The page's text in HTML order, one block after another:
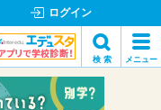
ログイン
検 索 メニュー
検索